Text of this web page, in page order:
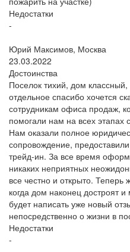
Недостатки
-
​Юрий Максимов, Москва
23.03.2022
Достоинства
Поселок тихий, дом классный,
отдельное спасибо хочется
сотрудникам офиса продаж,
помогали нам на всех этапах
Нам оказали полное
сопровождение, предоставили
трейд-ин. За все время
никаких неприятных
все честно и открыто. Теперь
когда дом наконец достроят
будет написать уже новый
непосредственно о жизни в
Недостатки
-